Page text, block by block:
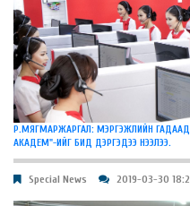
Р.МЯГМАРЖАРГАЛ: МЭРГЭЖЛИЙН
АКАДЕМ"-ИЙГ БИД ДЭРГЭДЭЭ НЭЭЛЭЭ.
Special News 2019-03-30